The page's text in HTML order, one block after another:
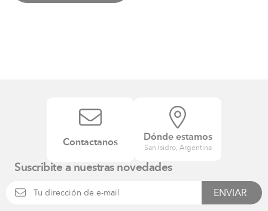
Contactanos
Dónde estamos
San Isidro, Argentina
Suscribite a nuestras novedades